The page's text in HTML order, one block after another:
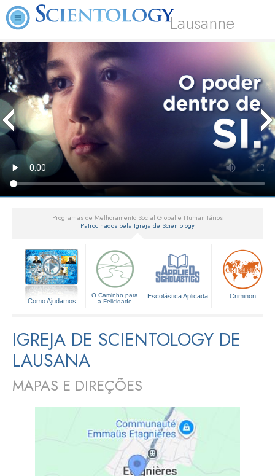
Lausanne
Programas de Melhoramento Social Global e Humanitários
Patrocinados pela Igreja de Scientology
Como Ajudamos
O Caminho para
a Felicidade
Escolástica Aplicada Criminon
IGREJA DE SCIENTOLOGY DE
LAUSANA
MAPAS E DIREÇÕES